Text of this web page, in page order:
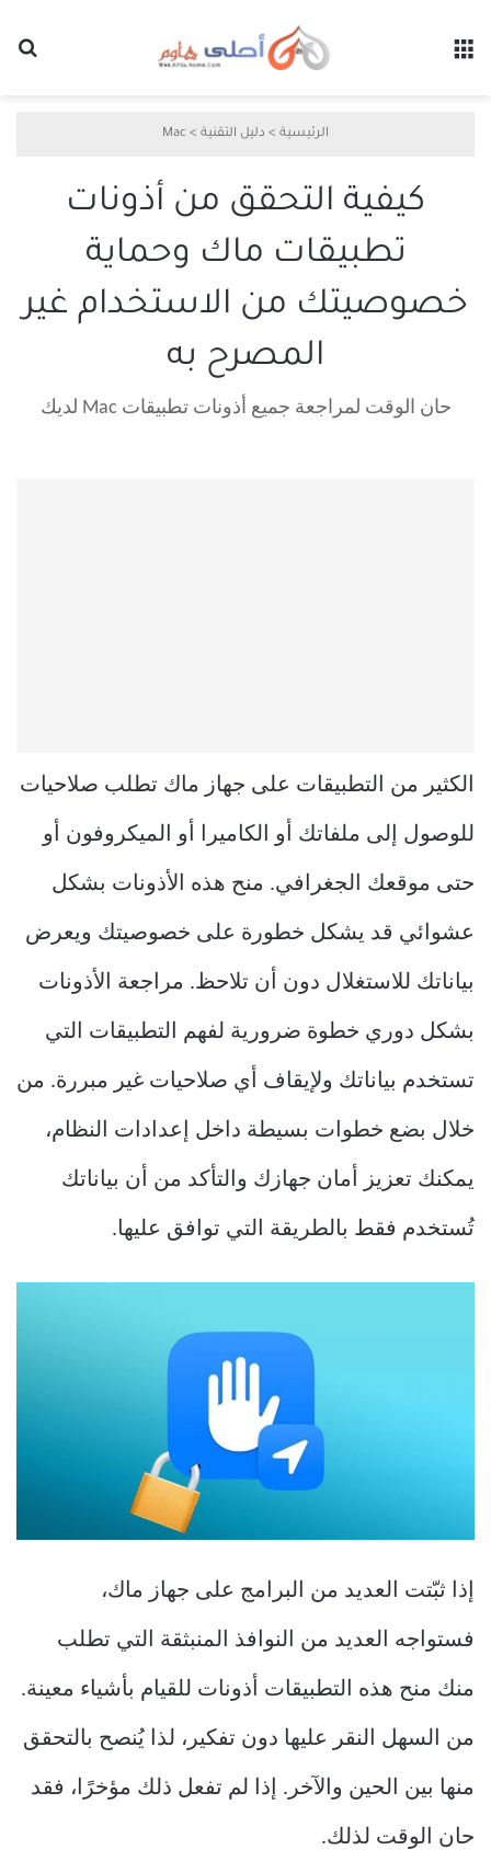
الرئيسية > دليل التقنية >
Mac
كيفية التحقق من أذونات
تطبيقات ماك وحماية
خصوصيتك من الاستخدام غير
المصرح به
حان الوقت لمراجعة جميع أذونات تطبيقات Mac لديك
الكثير من التطبيقات على جهاز ماك تطلب صلاحيات
للوصول إلى ملفاتك أو الكاميرا أو الميكروفون أو
حتى موقعك الجغرافي. منح هذه الأذونات بشكل
عشوائي قد يشكل خطورة على خصوصيتك ويعرض
بياناتك للاستغلال دون أن تلاحظ. مراجعة الأذونات
بشكل دوري خطوة ضرورية لفهم التطبيقات التي
تستخدم بياناتك ولإيقاف أي صلاحيات غير مبررة. من
خلال بضع خطوات بسيطة داخل إعدادات النظام،
يمكنك تعزيز أمان جهازك والتأكد من أن بياناتك
تُستخدم فقط بالطريقة التي توافق عليها.
إذا ثبّتت العديد من البرامج على جهاز ماك،
فستواجه العديد من النوافذ المنبثقة التي تطلب
منك منح هذه التطبيقات أذونات للقيام بأشياء معينة.
من السهل النقر عليها دون تفكير، لذا يُنصح بالتحقق
منها بين الحين والآخر. إذا لم تفعل ذلك مؤخرًا، فقد
حان الوقت لذلك.